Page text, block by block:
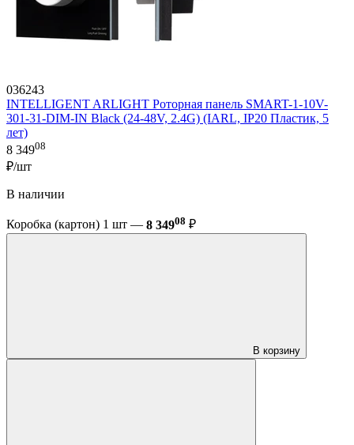
036243
INTELLIGENT ARLIGHT Роторная панель SMART-1-10V-
301-31-DIM-IN Black (24-48V, 2.4G) (IARL, IP20 Пластик, 5
лет)
8 34908
₽/шт
В наличии
Коробка (картон) 1 шт — 8 34908 ₽
В корзину